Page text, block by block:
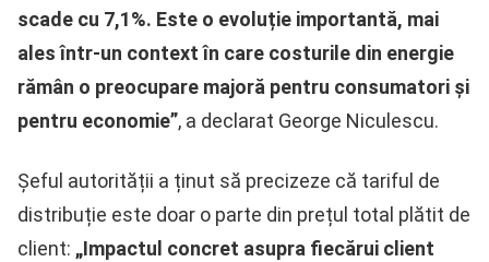
scade cu 7,1%. Este o evoluție importantă, mai
ales într-un context în care costurile din energie
rămân o preocupare majoră pentru consumatori și
pentru economie”, a declarat George Niculescu.
Șeful autorității a ținut să precizeze că tariful de
distribuție este doar o parte din prețul total plătit de
client: „Impactul concret asupra fiecărui client